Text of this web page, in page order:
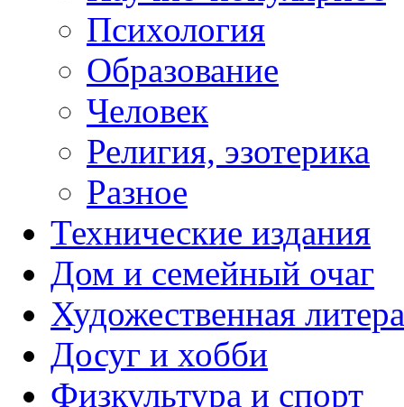
Психология
Образование
Человек
Религия, эзотерика
Разное
Технические издания
Дом и семейный очаг
Художественная
Досуг и хобби
Физкультура и спорт